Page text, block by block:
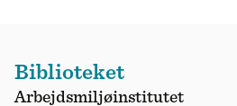
Biblioteket
Arbejdsmiljøinstitutet